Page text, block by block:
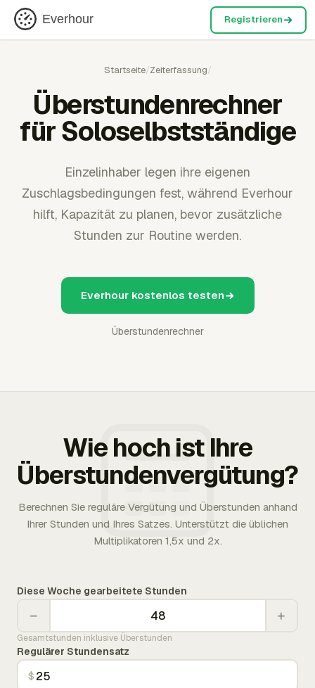
Everhour Registrieren
Startseite/Zeiterfassung/
Überstundenrechner
für Soloselbstständige
Einzelinhaber legen ihre eigenen
Zuschlagsbedingungen fest, während Everhour
hilft, Kapazität zu planen, bevor zusätzliche
Stunden zur Routine werden.
Everhour kostenlos testen
Überstundenrechner
Wie hoch ist Ihre
Überstundenvergütung?
Berechnen Sie reguläre Vergütung und Überstunden anhand
Ihrer Stunden und Ihres Satzes. Unterstützt die üblichen
Multiplikatoren 1,5x und 2x.
Diese Woche gearbeitete Stunden
− +
Gesamtstunden inklusive Überstunden
Regulärer Stundensatz
$